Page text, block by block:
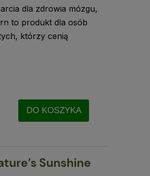
dla zdrowia mózgu,
to produkt dla osób
którzy cenią
DO KOSZYKA
Sunshine